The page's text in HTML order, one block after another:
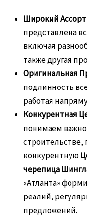
Широкий
представлена
включая
также другая
Оригинальная
подлинность
работая
Конкурентная
понимаем
строительстве,
конкурентную
черепица
«Атланта»
реалий,
предложений.